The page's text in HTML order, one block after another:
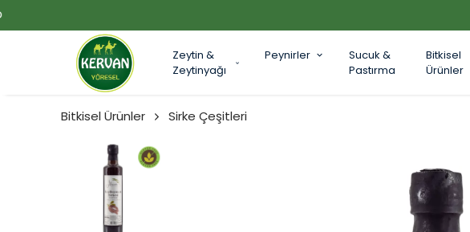
Zeytin &
Zeytinyağı
Peynirler
Sucuk &
Pastırma
Bitkisel
Ürünler
Bitkisel Ürünler Sirke Çeşitleri